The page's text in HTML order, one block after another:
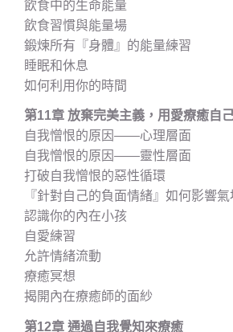
飲食中的生命能量
飲食習慣與能量場
鍛煉所有『身體』的能量練習
睡眠和休息
如何利用你的時間
第11章 放棄完美主義，用愛療癒自
自我憎恨的原因——心理層面
自我憎恨的原因——靈性層面
打破自我憎恨的惡性循環
『針對自己的負面情緒』如何影響
認識你的內在小孩
自愛練習
允許情緒流動
療癒冥想
揭開內在療癒師的面紗
第12章 通過自我覺知來療癒